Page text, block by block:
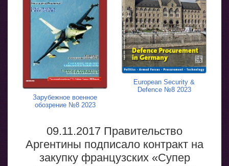
Зарубежное военное
обозрение №8 2023
European Security &
Defence №8 2023
09.11.2017 Правительство
Аргентины подписало контракт на
закупку французских «Супер